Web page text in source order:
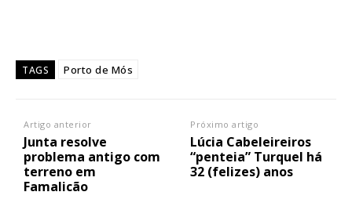
TAGS Porto de Mós
Artigo anterior
Junta resolve
problema antigo com
terreno em
Famalicão
Próximo artigo
Lúcia Cabeleireiros
“penteia” Turquel há
32 (felizes) anos